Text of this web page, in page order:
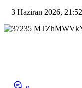
3 Haziran 2026, 21:52